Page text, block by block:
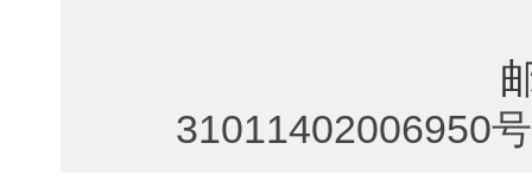
31011402006950号